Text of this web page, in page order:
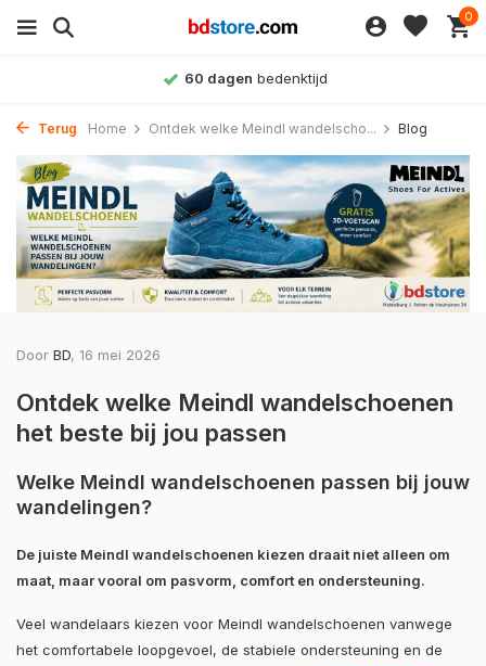
0
Achteraf betalenmogelijk
Terug Home Ontdek welke Meindl wandelscho... Blog
Door BD, 16 mei 2026
Ontdek welke Meindl wandelschoenen
het beste bij jou passen
Welke Meindl wandelschoenen passen bij jouw
wandelingen?
De juiste Meindl wandelschoenen kiezen draait niet alleen om
maat, maar vooral om pasvorm, comfort en ondersteuning.
Veel wandelaars kiezen voor Meindl wandelschoenen vanwege
het comfortabele loopgevoel, de stabiele ondersteuning en de